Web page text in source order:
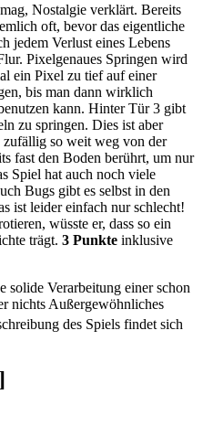
Nostalgie verklärt. Bereits
oft, bevor das eigentliche
jedem Verlust eines Lebens
Pixelgenaues Springen wird
ein Pixel zu tief auf einer
bis man dann wirklich
kann. Hinter Tür 3 gibt
zu springen. Dies ist aber
so weit weg von der
fast den Boden berührt, um nur
Spiel hat auch noch viele
Bugs gibt es selbst in den
ist leider einfach nur schlecht!
wüsste er, dass so ein
trägt. 3 Punkte inklusive
solide Verarbeitung einer schon
nichts Außergewöhnliches
des Spiels findet sich
]